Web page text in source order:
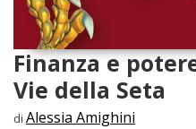
Finanza e
Vie della Seta
di Alessia Amighini